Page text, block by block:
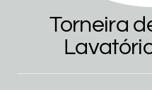
Torneira